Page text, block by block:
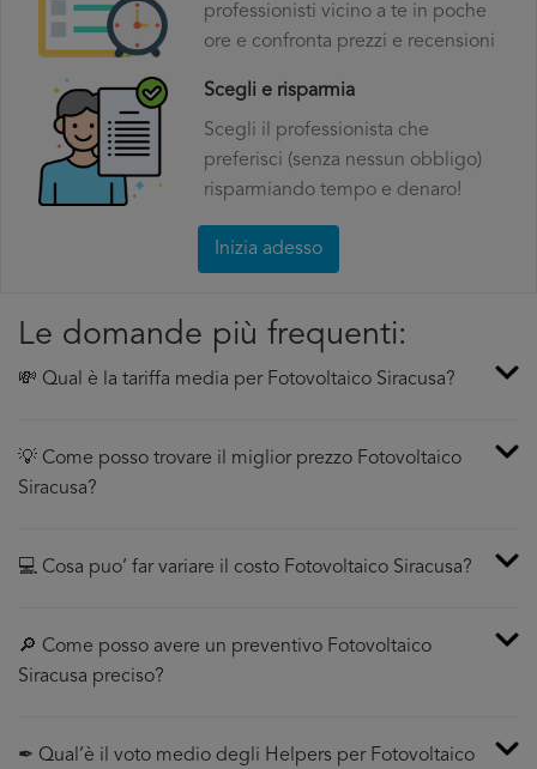
professionisti vicino a te in poche
ore e confronta prezzi e recensioni
Scegli e risparmia
Scegli il professionista che
preferisci (senza nessun obbligo)
risparmiando tempo e denaro!
Inizia adesso
Le domande più frequenti:
💸 Qual è la tariffa media per Fotovoltaico Siracusa?
💡 Come posso trovare il miglior prezzo Fotovoltaico
Siracusa?
💻 Cosa puo’ far variare il costo Fotovoltaico Siracusa?
🔎 Come posso avere un preventivo Fotovoltaico
Siracusa preciso?
✒ Qual’è il voto medio degli Helpers per Fotovoltaico